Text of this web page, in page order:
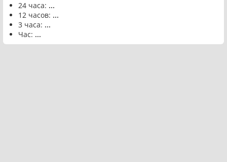
24 часа: ...
12 часов: ...
3 часа: ...
Час: ...